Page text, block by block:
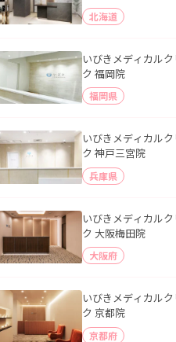
北海道
いびきメディカルク
ク 福岡院
福岡県
いびきメディカルク
ク 神戸三宮院
兵庫県
いびきメディカルク
ク 大阪梅田院
大阪府
いびきメディカルク
ク 京都院
京都府